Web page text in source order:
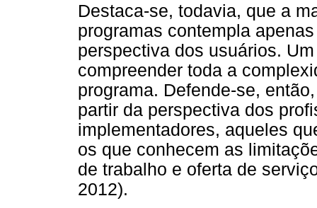
Destaca-se, todavia, que a
programas contempla
perspectiva dos usuários.
compreender toda a
programa. Defende-se,
partir da perspectiva dos
implementadores, aqueles
os que conhecem as
de trabalho e oferta de
2012).